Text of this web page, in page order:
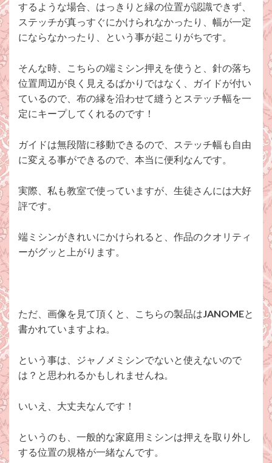
するような場合、はっきりと縁の位置が認識できず、
ステッチが真っすぐにかけられなかったり、幅が一定
にならなかったり、という事が起こりがちです。
そんな時、こちらの端ミシン押えを使うと、針の落ち
位置周辺が良く見えるばかりではなく、ガイドが付い
ているので、布の縁を沿わせて縫うとステッチ幅を一
定にキープしてくれるのです！
ガイドは無段階に移動できるので、ステッチ幅も自由
に変える事ができるので、本当に便利なんです。
実際、私も教室で使っていますが、生徒さんには大好
評です。
端ミシンがきれいにかけられると、作品のクオリティ
ーがグッと上がります。
ただ、画像を見て頂くと、こちらの製品はJANOMEと
書かれていますよね。
という事は、ジャノメミシンでないと使えないので
は？と思われるかもしれませんね。
いいえ、大丈夫なんです！
というのも、一般的な家庭用ミシンは押えを取り外し
する位置の規格が一緒なんです。